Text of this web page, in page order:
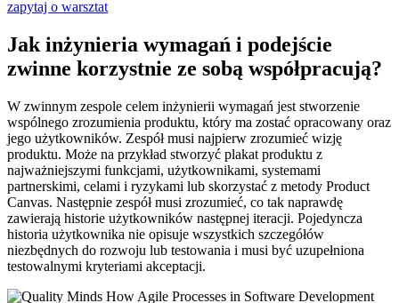
zapytaj o warsztat
Jak inżynieria wymagań i podejście
zwinne korzystnie ze sobą współpracują?
W zwinnym zespole celem inżynierii wymagań jest stworzenie
wspólnego zrozumienia produktu, który ma zostać opracowany oraz
jego użytkowników. Zespół musi najpierw zrozumieć wizję
produktu. Może na przykład stworzyć plakat produktu z
najważniejszymi funkcjami, użytkownikami, systemami
partnerskimi, celami i ryzykami lub skorzystać z metody Product
Canvas. Następnie zespół musi zrozumieć, co tak naprawdę
zawierają historie użytkowników następnej iteracji. Pojedyncza
historia użytkownika nie opisuje wszystkich szczegółów
niezbędnych do rozwoju lub testowania i musi być uzupełniona
testowalnymi kryteriami akceptacji.